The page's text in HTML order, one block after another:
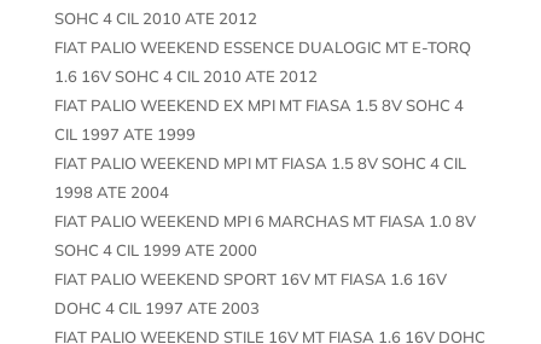
SOHC 4 CIL 2010 ATE 2012
FIAT PALIO WEEKEND ESSENCE DUALOGIC MT E-TORQ
1.6 16V SOHC 4 CIL 2010 ATE 2012
FIAT PALIO WEEKEND EX MPI MT FIASA 1.5 8V SOHC 4
CIL 1997 ATE 1999
FIAT PALIO WEEKEND MPI MT FIASA 1.5 8V SOHC 4 CIL
1998 ATE 2004
FIAT PALIO WEEKEND MPI 6 MARCHAS MT FIASA 1.0 8V
SOHC 4 CIL 1999 ATE 2000
FIAT PALIO WEEKEND SPORT 16V MT FIASA 1.6 16V
DOHC 4 CIL 1997 ATE 2003
FIAT PALIO WEEKEND STILE 16V MT FIASA 1.6 16V DOHC